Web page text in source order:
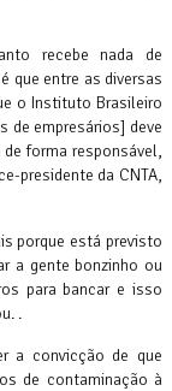
recebe nada de
que entre as diversas
o Instituto Brasileiro
de empresários] deve
forma responsável,
presidente da CNTA,
porque está previsto
a gente bonzinho ou
para bancar e isso
.
a convicção de que
de contaminação à